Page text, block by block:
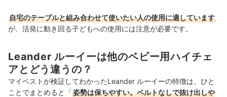
自宅のテーブルと組み合わせて使いたい人の使用に適しています
が、活発に動き回る子どもへの使用には注意が必要です。
Leander ルーイーは他のベビー用ハイチェ
アとどう違うの？
マイベストが検証してわかったLeander ルーイーの特徴は、ひと
ことでまとめると「姿勢は保ちやすい。ベルトなしで抜け出しや